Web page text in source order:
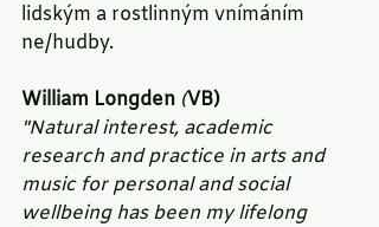
lidským a rostlinným vnímáním
ne/hudby.
William Longden (VB)
"Natural interest, academic
research and practice in arts and
music for personal and social
wellbeing has been my lifelong